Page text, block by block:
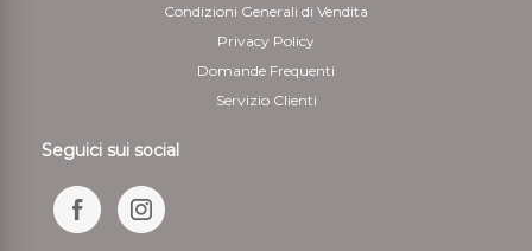
Condizioni Generali di Vendita
Privacy Policy
Domande Frequenti
Servizio Clienti
Seguici sui social